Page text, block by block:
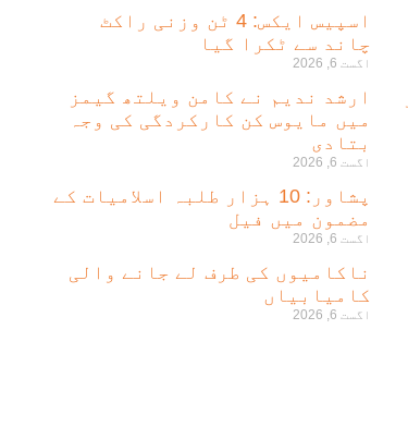
اسپیس ایکس: 4 ٹن وزنی راکٹ
چاند سے ٹکرا گیا
اگست 6, 2026
ارشد ندیم نے کامن ویلتھ گیمز
میں مایوس کن کارکردگی کی وجہ
بتادی
اگست 6, 2026
پشاور: 10 ہزار طلبہ اسلامیات کے
مضمون میں فیل
اگست 6, 2026
ناکامیوں کی طرف لے جانے والی
کامیابیاں
اگست 6, 2026